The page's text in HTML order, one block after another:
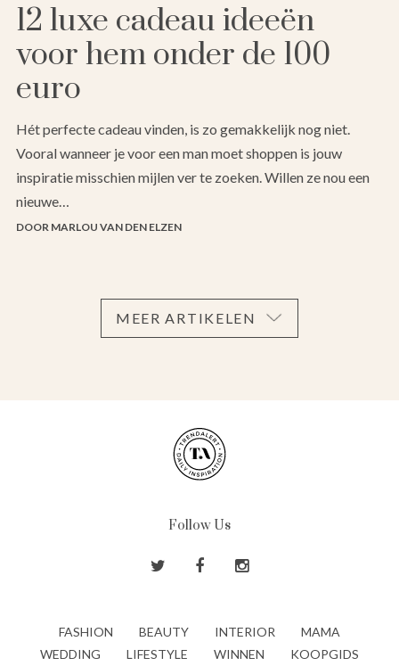
12 luxe cadeau ideeën
voor hem onder de 100
euro
Hét perfecte cadeau vinden, is zo gemakkelijk nog niet.
Vooral wanneer je voor een man moet shoppen is jouw
inspiratie misschien mijlen ver te zoeken. Willen ze nou een
nieuwe…
DOOR MARLOU VAN DEN ELZEN
MEER ARTIKELEN
Follow Us
FASHION BEAUTY INTERIOR
MAMA
WEDDING
LIFESTYLE WINNEN KOOPGIDS